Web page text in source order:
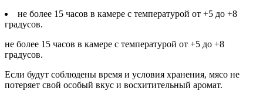
не более 15 часов в камере с температурой от +5 до +8
градусов.
не более 15 часов в камере с температурой от +5 до +8
градусов.
Если будут соблюдены время и условия хранения, мясо не
потеряет свой особый вкус и восхитительный аромат.